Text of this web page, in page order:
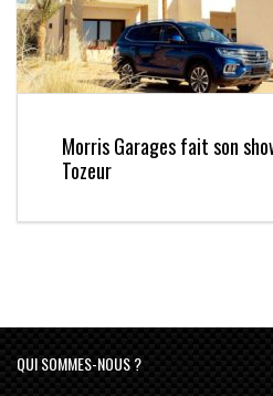
Morris Garages fait son
Tozeur
QUI SOMMES-NOUS ?